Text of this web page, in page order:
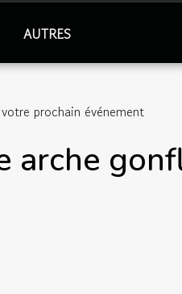
AUTRES
prochain événement
arche